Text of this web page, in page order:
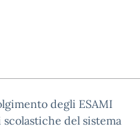
degli ESAMI
del sistema